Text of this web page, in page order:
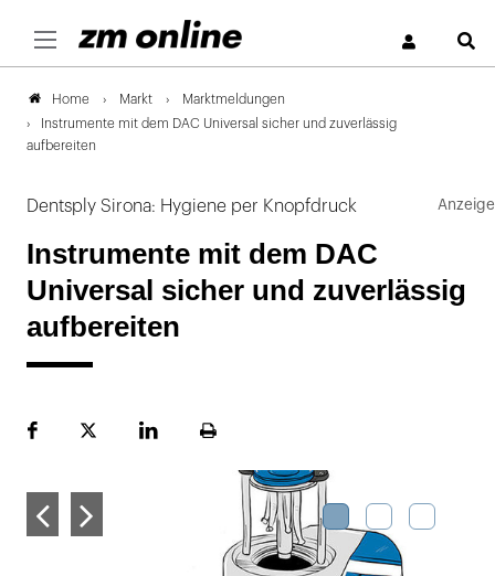
Home Markt
Marktmeldungen
Instrumente mit dem DAC Universal sicher und zuverlässig
aufbereiten
Dentsply Sirona: Hygiene per Knopfdruck
Instrumente mit dem DAC
Universal sicher und zuverlässig
aufbereiten
FacebookPlattformLinekdInSeite